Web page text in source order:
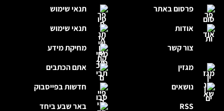
תנאי שימוש
תנאי שימוש
מחיקת מידע
אתם הכתבים
חדשות בפייסבוק
באר שבע ביחד
פרסום באתר
אודות
צור קשר
מגזין
נושאים
RSS